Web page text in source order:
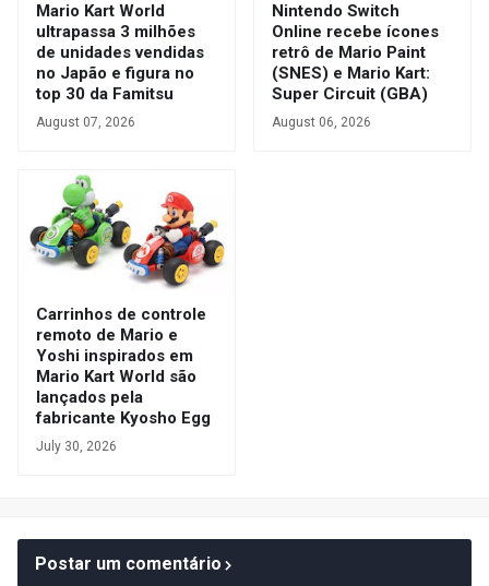
Mario Kart World
ultrapassa 3 milhões
de unidades vendidas
no Japão e figura no
top 30 da Famitsu
August 07, 2026
Nintendo Switch
Online recebe ícones
retrô de Mario Paint
(SNES) e Mario Kart:
Super Circuit (GBA)
August 06, 2026
Carrinhos de controle
remoto de Mario e
Yoshi inspirados em
Mario Kart World são
lançados pela
fabricante Kyosho Egg
July 30, 2026
Postar um comentário